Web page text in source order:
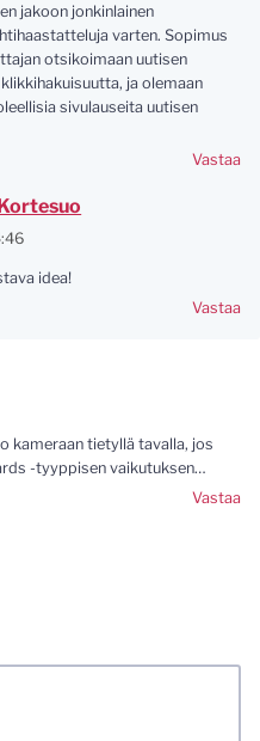
jakoon jonkinlainen
varten. Sopimus
otsikoimaan uutisen
ja olemaan
sivulauseita uutisen
Vastaa
idea!
Vastaa
kameraan tietyllä tavalla, jos
-tyyppisen vaikutuksen…
Vastaa
saa ilman muuta